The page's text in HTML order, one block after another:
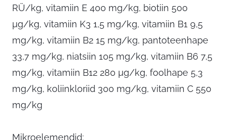
RÜ/kg, vitamiin E 400 mg/kg, biotiin 500
µg/kg, vitamiin K3 1,5 mg/kg, vitamiin B1 9,5
mg/kg, vitamiin B2 15 mg/kg, pantoteenhape
33,7 mg/kg, niatsiin 105 mg/kg, vitamiin B6 7,5
mg/kg, vitamiin B12 280 µg/kg, foolhape 5,3
mg/kg, koliinkloriid 300 mg/kg, vitamiin C 550
mg/kg
Mikroelemendid: